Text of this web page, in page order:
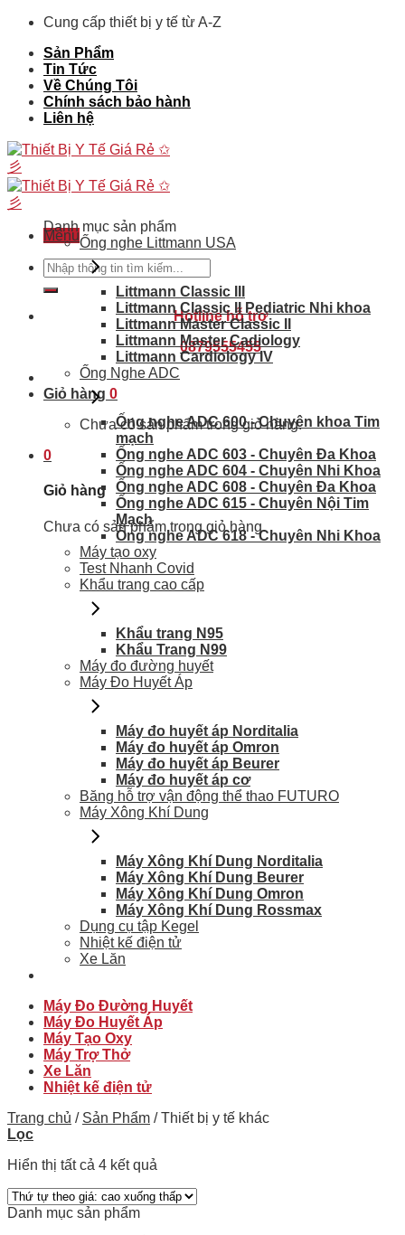
Skip
content
Cung cấp thiết bị y tế từ A-Z
Sản Phẩm
Tin Tức
Về Chúng Tôi
Chính sách bảo hành
Liên hệ
Menu
Tìm
kiếm:
Hotline hỗ trợ
0879555455
Giỏ hàng 0
Chưa có sản phẩm trong giỏ hàng.
0
Giỏ hàng
Chưa có sản phẩm trong giỏ hàng.
Danh mục sản phẩm
Ống nghe Littmann USA
Littmann Classic III
Littmann Classic II Pediatric Nhi khoa
Littmann Master Classic II
Littmann Master Cadiology
Littmann Cardiology IV
Ống Nghe ADC
Ống nghe ADC 600 - Chuyên khoa Tim
mạch
Ống nghe ADC 603 - Chuyên Đa Khoa
Ống nghe ADC 604 - Chuyên Nhi Khoa
Ống nghe ADC 608 - Chuyên Đa Khoa
Ống nghe ADC 615 - Chuyên Nội Tim
Mạch
Ống nghe ADC 618 - Chuyên Nhi Khoa
Máy tạo oxy
Test Nhanh Covid
Khẩu trang cao cấp
Khẩu trang N95
Khẩu Trang N99
Máy đo đường huyết
Máy Đo Huyết Áp
Máy đo huyết áp Norditalia
Máy đo huyết áp Omron
Máy đo huyết áp Beurer
Máy đo huyết áp cơ
Băng hỗ trợ vận động thể thao FUTURO
Máy Xông Khí Dung
Máy Xông Khí Dung Norditalia
Máy Xông Khí Dung Beurer
Máy Xông Khí Dung Omron
Máy Xông Khí Dung Rossmax
Dụng cụ tập Kegel
Nhiệt kế điện tử
Xe Lăn
Máy Đo Đường Huyết
Máy Đo Huyết Áp
Máy Tạo Oxy
Máy Trợ Thở
Xe Lăn
Nhiệt kế điện tử
Trang chủ / Sản Phẩm /Thiết bị y tế khác
Lọc
Hiển thị tất cả 4 kết quả
Danh mục sản phẩm